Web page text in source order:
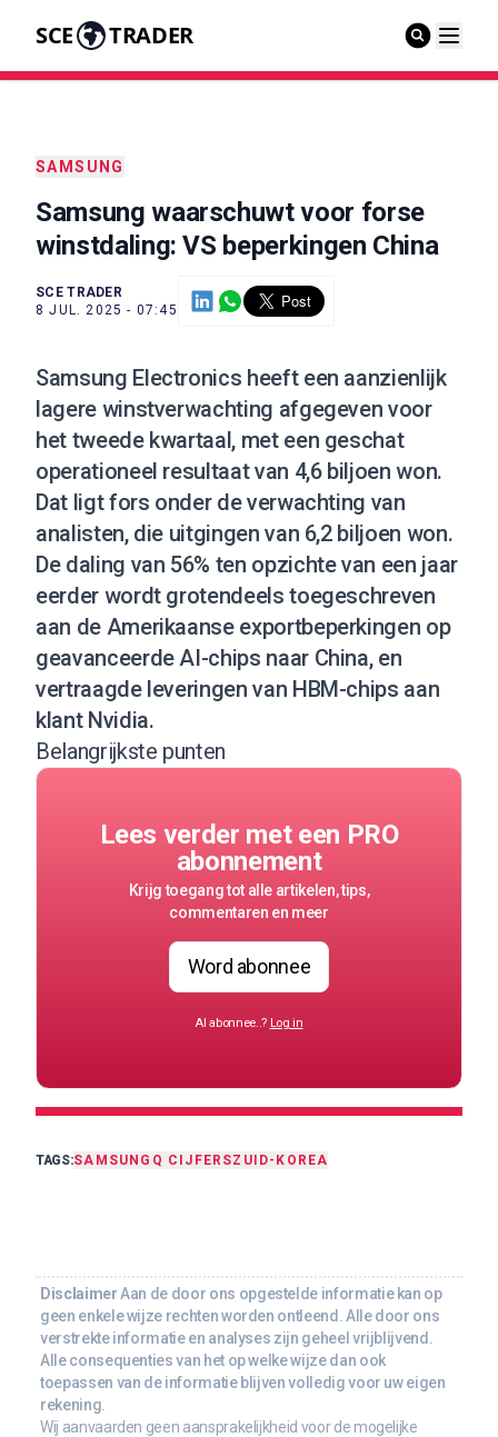
SCE TRADER
SAMSUNG
Samsung waarschuwt voor forse
winstdaling: VS beperkingen China
SCE TRADER
8 JUL. 2025 - 07:45
Samsung Electronics heeft een aanzienlijk
lagere winstverwachting afgegeven voor
het tweede kwartaal, met een geschat
operationeel resultaat van 4,6 biljoen won.
Dat ligt fors onder de verwachting van
analisten, die uitgingen van 6,2 biljoen won.
De daling van 56% ten opzichte van een jaar
eerder wordt grotendeels toegeschreven
aan de Amerikaanse exportbeperkingen op
geavanceerde AI-chips naar China, en
vertraagde leveringen van HBM-chips aan
klant Nvidia.
Belangrijkste punten
Lees verder met een PRO
abonnement
Krijg toegang tot alle artikelen, tips,
commentaren en meer
Word abonnee
Al abonnee..? Log in
TAGS:SAMSUNG Q CIJFERSZUID-KOREA
Disclaimer Aan de door ons opgestelde informatie kan op
geen enkele wijze rechten worden ontleend. Alle door ons
verstrekte informatie en analyses zijn geheel vrijblijvend.
Alle consequenties van het op welke wijze dan ook
toepassen van de informatie blijven volledig voor uw eigen
rekening.
Wij aanvaarden geen aansprakelijkheid voor de mogelijke